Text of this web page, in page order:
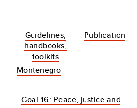
Guidelines,
handbooks,
toolkits
Publication
Montenegro
Goal 16: Peace, justice and